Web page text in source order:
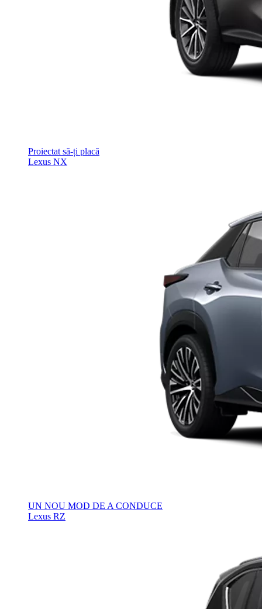
Proiectat să-ți placă
Lexus NX
UN NOU MOD DE A CONDUCE
Lexus RZ